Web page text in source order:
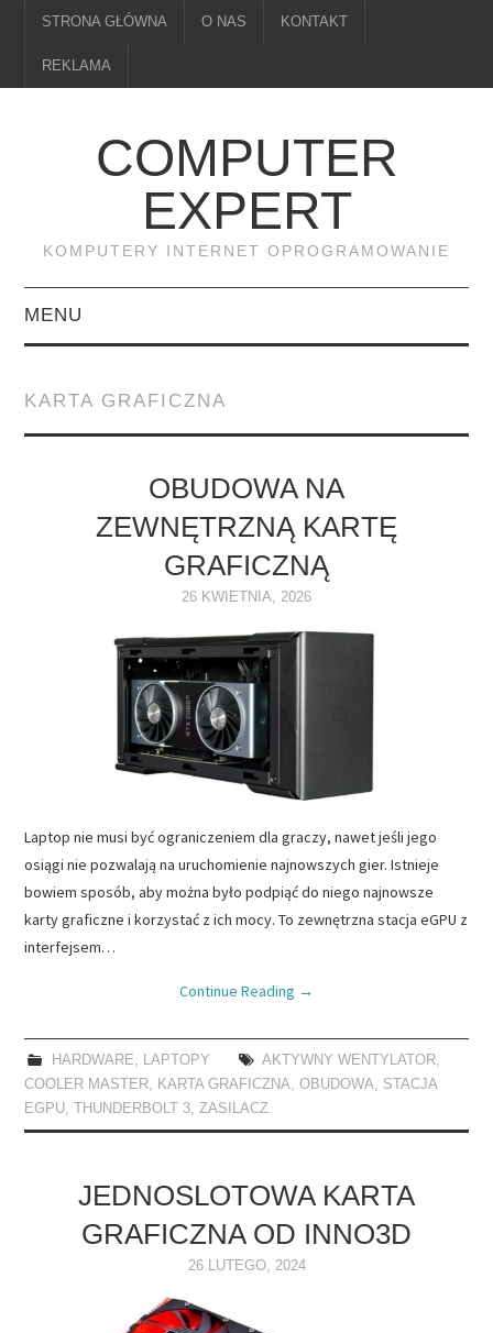
STRONA GŁÓWNA O NAS KONTAKT
REKLAMA
COMPUTER
EXPERT
KOMPUTERY INTERNET OPROGRAMOWANIE
MENU
MONITORY
NAPĘDY
OPROGRAMOWANIE
INTERNET
KARTA GRAFICZNA
OBUDOWA NA
ZEWNĘTRZNĄ KARTĘ
GRAFICZNĄ
26 KWIETNIA, 2026
Laptop nie musi być ograniczeniem dla graczy, nawet jeśli jego
osiągi nie pozwalają na uruchomienie najnowszych gier. Istnieje
bowiem sposób, aby można było podpiąć do niego najnowsze
karty graficzne i korzystać z ich mocy. To zewnętrzna stacja eGPU z
interfejsem…
Continue Reading →
HARDWARE, LAPTOPY AKTYWNY WENTYLATOR,
COOLER MASTER, KARTA GRAFICZNA,OBUDOWA, STACJA
EGPU, THUNDERBOLT 3,ZASILACZ
JEDNOSLOTOWA KARTA
GRAFICZNA OD INNO3D
26 LUTEGO, 2024